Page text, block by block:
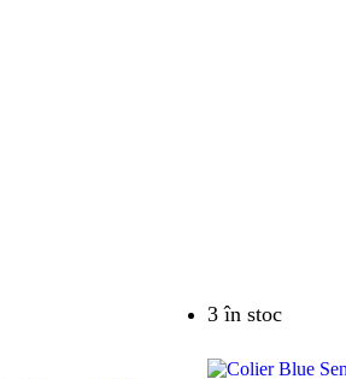
3 în stoc